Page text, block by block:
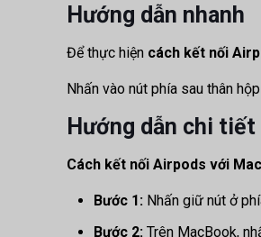
Hướng dẫn nhanh
Để thực hiện cách kết nối
Nhấn vào nút phía sau thân
Hướng dẫn chi tiết
Cách kết nối Airpods với
Bước 1: Nhấn giữ nút ở
Bước 2: Trên MacBook,